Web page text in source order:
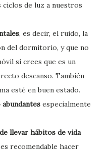
de luz a nuestros
, es decir, el ruido, la
del dormitorio, y que no
si crees que es un
descanso. También
esté en buen estado.
especialmente
llevar hábitos de vida
recomendable hacer